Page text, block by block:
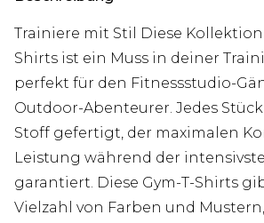
Trainiere mit Stil Diese Kollektion
Shirts ist ein Muss in deiner
perfekt für den Fitnessstudio-
Outdoor-Abenteurer. Jedes
Stoff gefertigt, der maximalen
Leistung während der
garantiert. Diese Gym-T-Shirts
Vielzahl von Farben und